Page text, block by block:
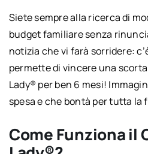
Siete sempre alla ricerca di
budget familiare senza
notizia che vi farà sorridere:
permette di vincere una
Lady® per ben 6 mesi!
spesa e che bontà per tutta la
Come Funziona il